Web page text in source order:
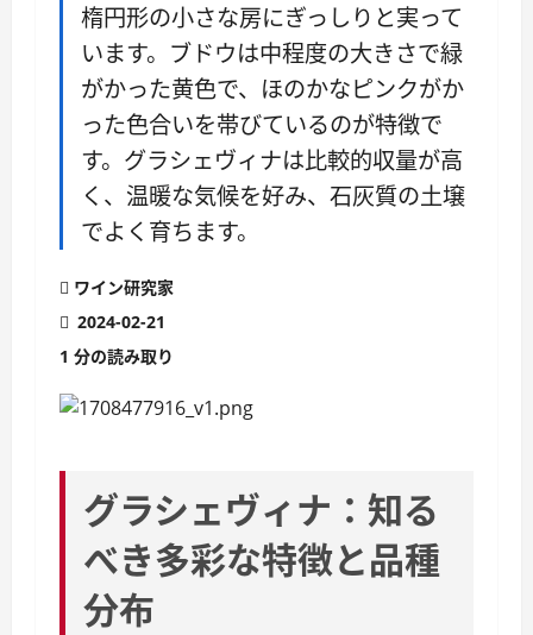
楕円形の小さな房にぎっしりと実って
います。ブドウは中程度の大きさで緑
がかった黄色で、ほのかなピンクがか
った色合いを帯びているのが特徴で
す。グラシェヴィナは比較的収量が高
く、温暖な気候を好み、石灰質の土壌
でよく育ちます。
ワイン研究家
2024-02-21
1 分の読み取り
グラシェヴィナ：知る
べき多彩な特徴と品種
分布